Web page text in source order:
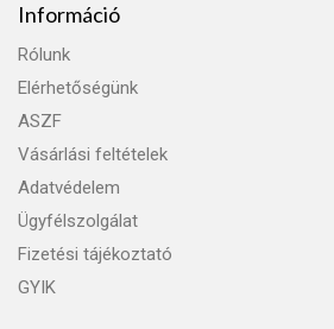
Információ
Rólunk
Elérhetőségünk
ASZF
Vásárlási feltételek
Adatvédelem
Ügyfélszolgálat
Fizetési tájékoztató
GYIK